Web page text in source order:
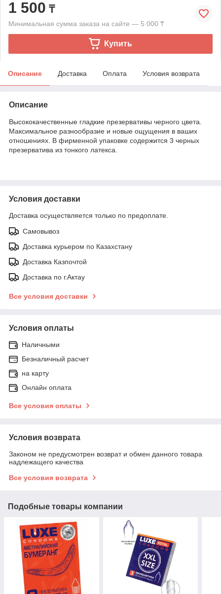
1 500 ₸
Минимальная сумма заказа на сайте — 5 000 ₸
Купить
Описание Доставка Оплата Условия возврата
Описание
Высококачественные гладкие презервативы черного цвета.
Максимальное разнообразие и новые ощущения в ваших
отношениях. В фирменной упаковке содержится 3 черных
презерватива из тонкого латекса.
Условия доставки
Доставка осуществляется только по предоплате.
Самовывоз
Доставка курьером по Казахстану
Доставка Казпочтой
Доставка по г.Актау
Все условия доставки
Условия оплаты
Наличными
Безналичный расчет
на карту
Онлайн оплата
Все условия оплаты
Условия возврата
Законом не предусмотрен возврат и обмен данного товара
надлежащего качества
Все условия возврата
Подобные товары компании